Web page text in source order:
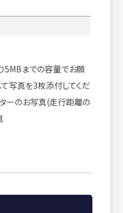
5MBまでの容量でお願
写真を3枚添付してくだ
ーのお写真(走行距離の